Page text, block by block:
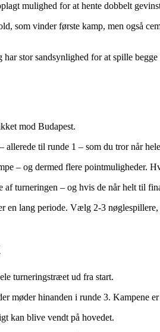
mulighed for at hente dobbelt
som vinder første kamp, men også
stor sandsynlighed for at spille
mod Budapest.
til runde 1 – som du tror når
– og dermed flere pointmuligheder.
turneringen – og hvis de når helt til
en lang periode. Vælg 2-3
turneringstræet ud fra start.
hinanden i runde 3. Kampene
kan blive vendt på hovedet.